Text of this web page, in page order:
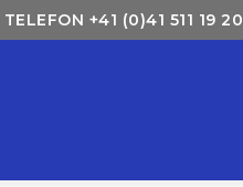
TELEFON +41 (0)41 511 19 20